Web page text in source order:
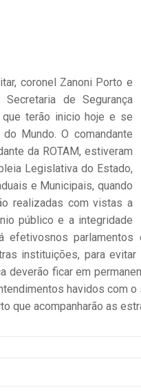
coronel Zanoni Porto e
de Segurança
terão inicio hoje e se
Mundo. O comandante
da ROTAM, estiveram
Legislativa do Estado,
e Municipais, quando
realizadas com vistas a
público e a integridade
efetivosnos
instituições, para
deverão ficar em
havidos com
que acompanharão as